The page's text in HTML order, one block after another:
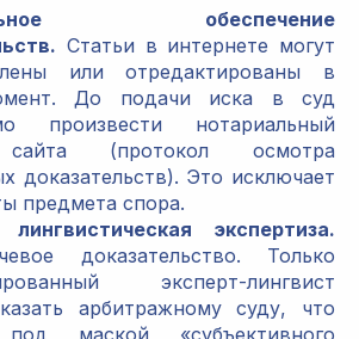
обеспечение
Статьи в интернете могут
или отредактированы в
До подачи иска в суд
произвести нотариальный
(протокол осмотра
доказательств). Это исключает
предмета спора.
экспертиза.
доказательство. Только
эксперт-лингвист
арбитражному суду, что